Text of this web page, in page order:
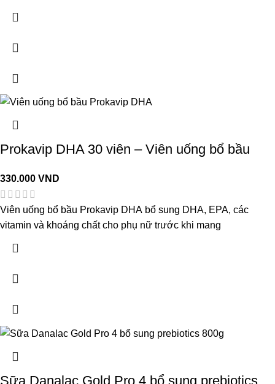
Prokavip DHA 30 viên – Viên uống bổ bầu
330.000VND
Viên uống bổ bầu Prokavip DHA bổ sung DHA, EPA, các
vitamin và khoáng chất cho phụ nữ trước khi mang
Sữa Danalac Gold Pro 4 bổ sung prebiotics